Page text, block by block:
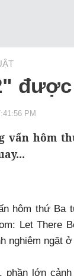
PM
vấn hôm
hôm thứ Ba
Let There
nghiêm ngặt
phần lớn